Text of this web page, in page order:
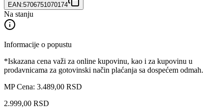
EAN:5706751070174
Na stanju
Informacije o popustu
*Iskazana cena važi za online kupovinu, kao i za kupovinu u
prodavnicama za gotovinski način plaćanja sa dospećem odmah.
MP Cena: 3.489,00 RSD
2.999,00 RSD